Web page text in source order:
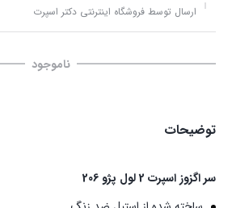
ارسال توسط فروشگاه اینترنتی دکتر اسپرت
ناموجود
توضیحات
سر اگزوز اسپرت 2 لول پژو 206